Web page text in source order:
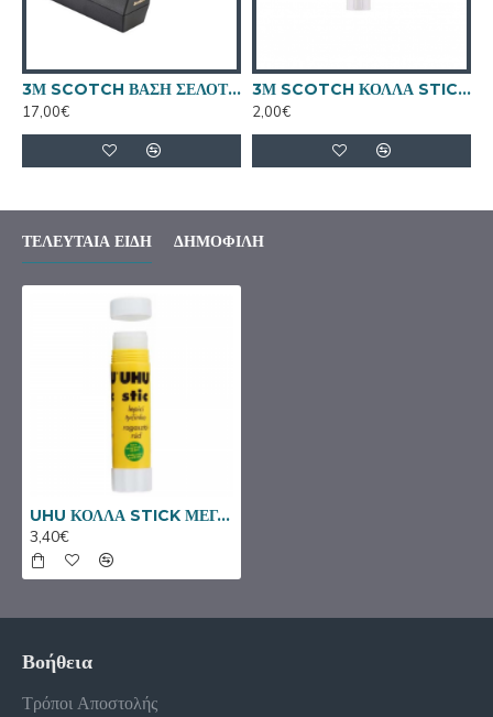
3Μ SCOTCH ΒΑΣΗ ΣΕΛΟΤΕΙΠ + ΔΩΡΟ 4 ΣΕΛΟΤΕΙΠ
17,00€
3Μ SCOTCH ΚΟΛΛΑ STICK 21 γρ.
2,00€
ΤΕΛΕΥΤΑΊΑ ΕΊΔΗ ΔΗΜΟΦΙΛΉ
UHU ΚΟΛΛΑ STICK ΜΕΓΑΛΗ 21 γρ.
3,40€
Βοήθεια
Τρόποι Αποστολής